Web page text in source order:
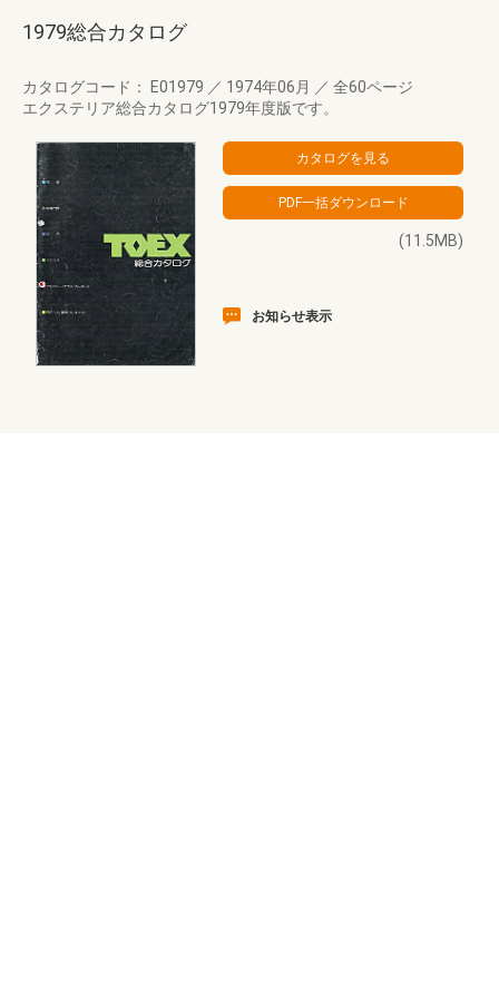
1979総合カタログ
カタログコード： E01979 ／ 1974年06月 ／ 全60ページ
エクステリア総合カタログ1979年度版です。
(11.5MB)
お知らせ表示